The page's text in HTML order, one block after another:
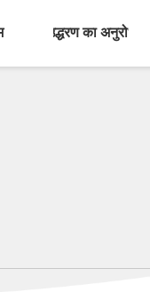
एक उद्धरण का अनुरोध करें